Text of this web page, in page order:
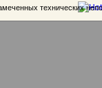
технических